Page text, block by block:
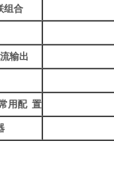
组合
输出
用配 置